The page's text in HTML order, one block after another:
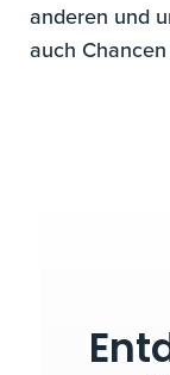
anderen und
auch